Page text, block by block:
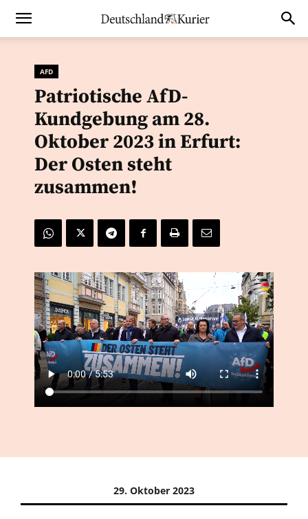
AFD
Patriotische AfD-
Kundgebung am 28.
Oktober 2023 in Erfurt:
Der Osten steht
zusammen!
29. Oktober 2023